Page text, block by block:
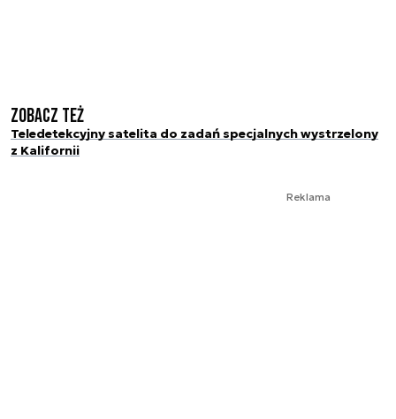
Zobacz też
Teledetekcyjny satelita do zadań specjalnych wystrzelony
z Kalifornii
Reklama